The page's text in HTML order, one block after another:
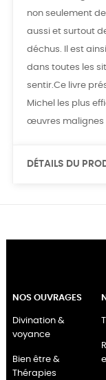
non seulement
aussi et surtout
déchus. Il est
dans toutes les
sentir.Ce livre
Michel les plus
œuvres malignes
DÉTAILS DU
NOS OUVRAGES
Divination &
voyance
Bien être &
Thérapies